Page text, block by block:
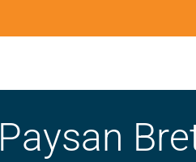
Paysan